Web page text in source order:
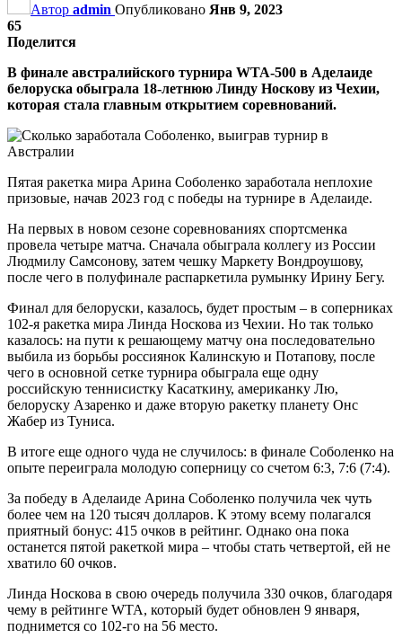
Автор admin Опубликовано Янв 9, 2023
65
Поделится
В финале австралийского турнира WTA-500 в Аделаиде
белоруска обыграла 18-летнюю Линду Носкову из Чехии,
которая стала главным открытием соревнований.
Пятая ракетка мира Арина Соболенко заработала неплохие
призовые, начав 2023 год с победы на турнире в Аделаиде.
На первых в новом сезоне соревнованиях спортсменка
провела четыре матча. Сначала обыграла коллегу из России
Людмилу Самсонову, затем чешку Маркету Вондроушову,
после чего в полуфинале распаркетила румынку Ирину Бегу.
Финал для белоруски, казалось, будет простым – в соперниках
102-я ракетка мира Линда Носкова из Чехии. Но так только
казалось: на пути к решающему матчу она последовательно
выбила из борьбы россиянок Калинскую и Потапову, после
чего в основной сетке турнира обыграла еще одну
российскую теннисистку Касаткину, американку Лю,
белоруску Азаренко и даже вторую ракетку планету Онс
Жабер из Туниса.
В итоге еще одного чуда не случилось: в финале Соболенко на
опыте переиграла молодую соперницу со счетом 6:3, 7:6 (7:4).
За победу в Аделаиде Арина Соболенко получила чек чуть
более чем на 120 тысяч долларов. К этому всему полагался
приятный бонус: 415 очков в рейтинг. Однако она пока
останется пятой ракеткой мира – чтобы стать четвертой, ей не
хватило 60 очков.
Линда Носкова в свою очередь получила 330 очков, благодаря
чему в рейтинге WTA, который будет обновлен 9 января,
поднимется со 102-го на 56 место.